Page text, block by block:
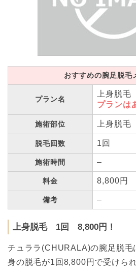
おすすめの腕足脱毛
プラン名
上身脱毛
プランは
施術部位 上身脱毛
脱毛回数 1回
施術時間 –
料金 8,800円
備考 –
上身脱毛 1回 8,800円！
チュララ(CHURALA)の腕足脱毛
身の脱毛が1回8,800円で受けられ